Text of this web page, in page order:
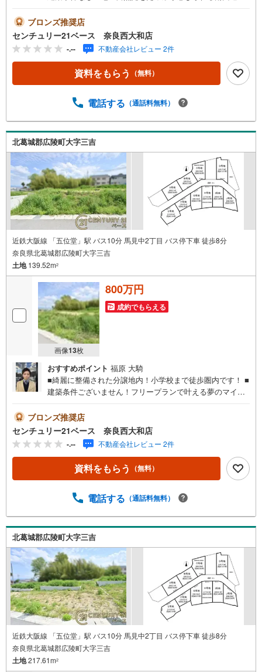
事終わりのお時間でもご見学可！・今から見たい！という
お声にもご対応できます！◇住宅ローンもお任せくださ
い！◇・提携銀行多数あり（地方銀行・都市銀行・信用金
庫etc）・優遇後適用金利 0.875％～（審査内容により異な
ります）--- ◇◇ Yahoo！不動産キャンペーン対象店舗 ◇◇
----当店で物件を成約いただくとPayPayボーナスライトが
象になります。「資料をもらう」「見学予約をする」から
のうえお問い合わせください。-----------------------------
ブロンズ推奨店
センチュリー21ベース 奈良西大和店
-.-- 不動産会社レビュー 2件
資料をもらう （無料）
電話する （通話料無料）
北葛城郡広陵町大字三吉
近鉄大阪線 「五位堂」駅 バス10分 馬見中2丁目 バス停下車 徒歩8分
奈良県北葛城郡広陵町大字三吉
土地139.52m2
画像13枚
800万円
成約でもらえる
おすすめポイント 福原 大騎
■綺麗に整備された分譲地内！小学校まで徒歩圏内です！ ■
建築条件ございません！フリープランで叶える夢のマイホ
仕事終わりのお時間でもご見学可！・今から見たい！とい
うお声にもご対応できます！◇住宅ローンもお任せくださ
い！◇・提携銀行多数あり（地方銀行・都市銀行・信用金
庫etc）・優遇後適用金利 0.875％～（審査内容により異な
ります）--- ◇◇ Yahoo！不動産キャンペーン対象店舗 ◇◇
----当店で物件を成約いただくとPayPayボーナスライトが
象になります。「資料をもらう」「見学予約をする」から
のうえお問い合わせください。-----------------------------
ブロンズ推奨店
センチュリー21ベース 奈良西大和店
-.-- 不動産会社レビュー 2件
資料をもらう （無料）
電話する （通話料無料）
北葛城郡広陵町大字三吉
近鉄大阪線 「五位堂」駅 バス10分 馬見中2丁目 バス停下車 徒歩8分
奈良県北葛城郡広陵町大字三吉
土地217.61m2